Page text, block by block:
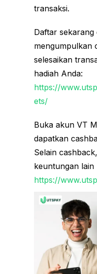
transaksi.
Daftar sekarang
mengumpulkan
selesaikan
hadiah Anda:
https://
ets/
Buka akun VT
dapatkan
Selain
keuntungan
https://